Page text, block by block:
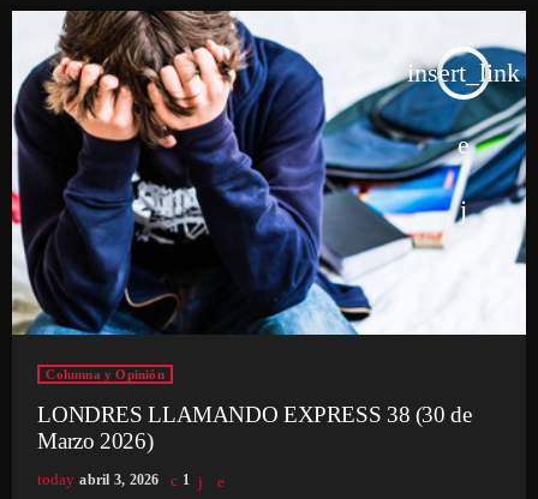
insert_link
Columna y Opinión
LONDRES LLAMANDO EXPRESS 38 (30 de
Marzo 2026)
today abril 3, 2026 1